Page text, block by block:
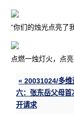
“你们的烛光点亮了
点燃一烛灯火，点
« 20031024/多维
六：张东岳父母首
开请求